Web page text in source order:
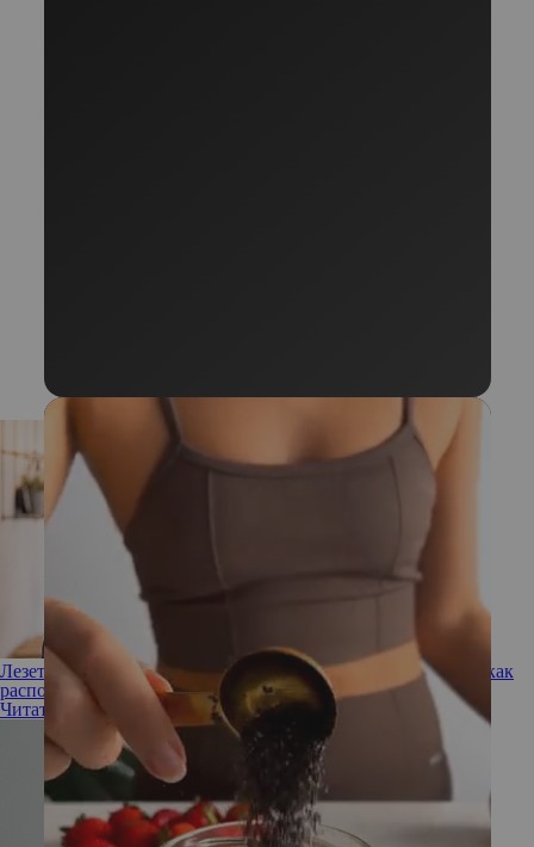
Лезет даже в мелочи и обладает «голливудской» харизмой: как
распознать в коллеге психопата
Читать полностью